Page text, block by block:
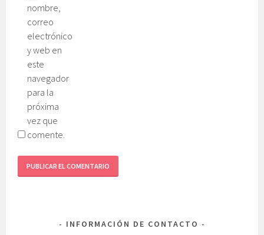
nombre,
correo
electrónico
y web en
este
navegador
para la
próxima
vez que
comente.
INFORMACIÓN DE CONTACTO